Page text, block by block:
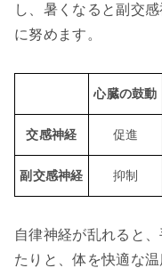
し、暑くなると副交
に努めます。
心臓の鼓動
交感神経 促進
副交感神経 抑制
自律神経が乱れると
たりと、体を快適な